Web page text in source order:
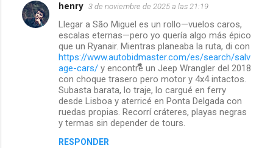
henry 3 de noviembre de 2025 a las 21:19
Llegar a São Miguel es un rollo—vuelos caros,
escalas eternas—pero yo quería algo más épico
que un Ryanair. Mientras planeaba la ruta, di con
https://www.autobidmaster.com/es/search/salv
age-cars/ y encontré un Jeep Wrangler del 2018
con choque trasero pero motor y 4x4 intactos.
Subasta barata, lo traje, lo cargué en ferry
desde Lisboa y aterricé en Ponta Delgada con
ruedas propias. Recorrí cráteres, playas negras
y termas sin depender de tours.
RESPONDER